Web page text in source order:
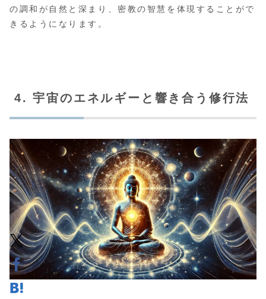
の調和が自然と深まり、密教の智慧を体現することがで
きるようになります。
4. 宇宙のエネルギーと響き合う修行法